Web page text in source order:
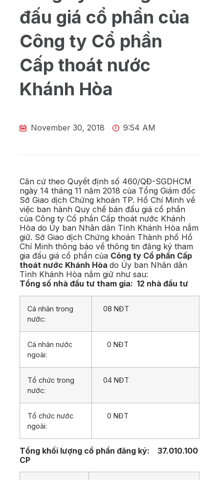
đấu giá cổ phần của
Công ty Cổ phần
Cấp thoát nước
Khánh Hòa
November 30, 2018 9:54 AM
Căn cứ theo Quyết định số 460/QĐ-SGDHCM
ngày 14 tháng 11 năm 2018 của Tổng Giám đốc
Sở Giao dịch Chứng khoán TP. Hồ Chí Minh về
việc ban hành Quy chế bán đấu giá cổ phần
của Công ty Cổ phần Cấp thoát nước Khánh
Hòa do Ủy ban Nhân dân Tỉnh Khánh Hòa nắm
giữ. Sở Giao dịch Chứng khoán Thành phố Hồ
Chí Minh thông báo về thông tin đăng ký tham
gia đấu giá cổ phần của Công ty Cổ phần Cấp
thoát nước Khánh Hòa do Ủy ban Nhân dân
Tỉnh Khánh Hòa nắm giữ như sau:
Tổng số nhà đầu tư tham gia: 12 nhà đầu tư
Cá nhân trong
nước:
08 NĐT
Cá nhân nước
ngoài:
0 NĐT
Tổ chức trong
nước:
04 NĐT
Tổ chức nước
ngoài:
0 NĐT
Tổng khối lượng cổ phần đăng ký:
37.010.100
CP